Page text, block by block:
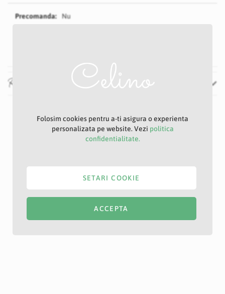
Specificatii
Nu
Recenzii
Folosim cookies pentru a-ti asigura o experienta
personalizata pe website. Vezi politica
confidentialitate.
ACCEPTA
SETARI COOKIE